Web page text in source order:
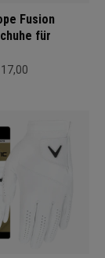
Fusion
für